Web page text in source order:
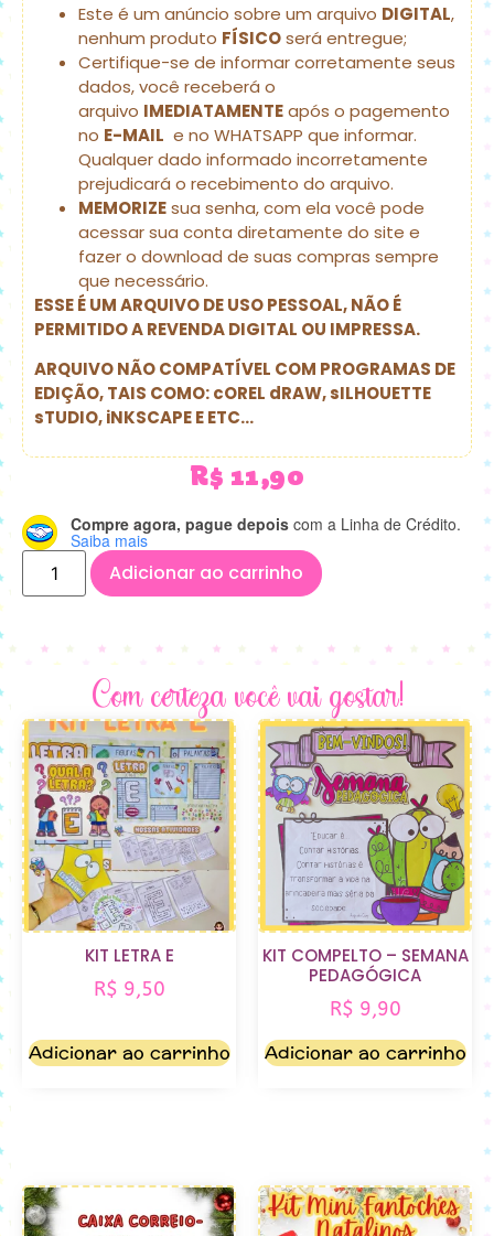
Este é um anúncio sobre um arquivo DIGITAL,
nenhum produto FÍSICOserá entregue;
Certifique-se de informar corretamente seus
dados, você receberá o
arquivo IMEDIATAMENTEapós o pagemento
no E-MAIL e no WHATSAPP que informar.
Qualquer dado informado incorretamente
prejudicará o recebimento do arquivo.
MEMORIZEsua senha, com ela você pode
acessar sua conta diretamente do site e
fazer o download de suas compras sempre
que necessário.
ESSE É UM ARQUIVO DE USO PESSOAL, NÃO É
PERMITIDO A REVENDA DIGITAL OU IMPRESSA.
ARQUIVO NÃO COMPATÍVEL COM PROGRAMAS DE
EDIÇÃO, TAIS COMO: cOREL dRAW, sILHOUETTE
sTUDIO, iNKSCAPE E ETC…
R$ 11,90
Compre agora, pague depois com a Linha de Crédito.
Saiba mais
Adicionar ao carrinho
Com certeza você vai gostar!
KIT LETRA E
R$ 9,50
Adicionar ao carrinho
KIT COMPELTO – SEMANA
PEDAGÓGICA
R$ 9,90
Adicionar ao carrinho